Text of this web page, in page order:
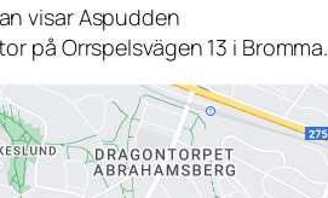
visar Aspudden
på Orrspelsvägen 13 i Bromma.